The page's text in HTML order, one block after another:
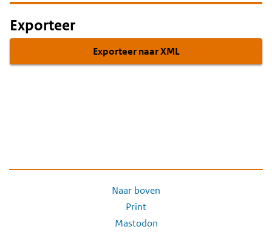
Exporteer
Exporteer naar XML
Naar boven
Print
Mastodon